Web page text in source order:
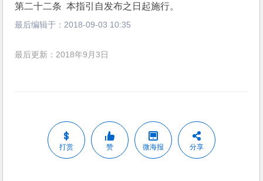
第二十二条  本指引自发布之日起施行。
最后编辑于： 2018-09-03 10:35
最后更新：2018年9月3日
打赏 赞 微海报 分享